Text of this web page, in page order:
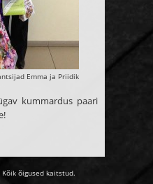
Emma ja Priidik
kummardus paari
õigused kaitstud.